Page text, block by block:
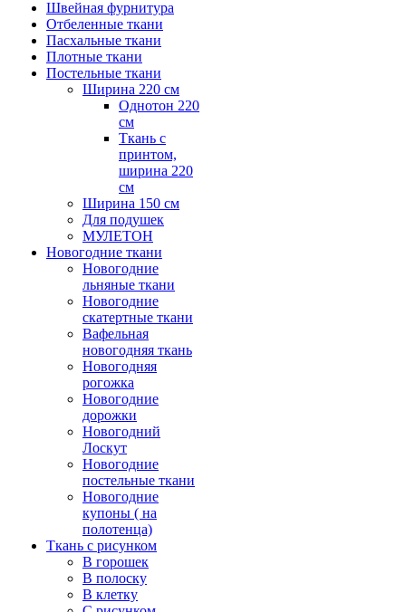
Швейная фурнитура
Отбеленные ткани
Пасхальные ткани
Плотные ткани
Постельные ткани
Ширина 220 см
Однотон 220
см
Ткань с
принтом,
ширина 220
см
Ширина 150 см
Для подушек
МУЛЕТОН
Новогодние ткани
Новогодние
льняные ткани
Новогодние
скатертные ткани
Вафельная
новогодняя ткань
Новогодняя
рогожка
Новогодние
дорожки
Новогодний
Лоскут
Новогодние
постельные ткани
Новогодние
купоны ( на
полотенца)
Ткань с рисунком
В горошек
В полоску
В клетку